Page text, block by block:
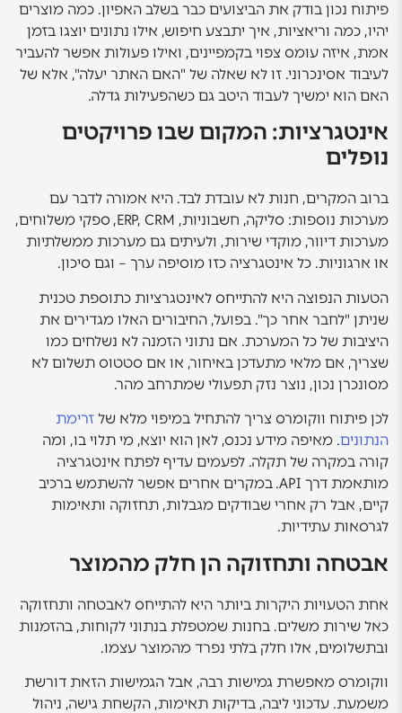
פיתוח נכון בודק את הביצועים כבר בשלב האפיון. כמה מוצרים
יהיו, כמה וריאציות, איך יתבצע חיפוש, אילו נתונים יוצגו בזמן
אמת, איזה עומס צפוי בקמפיינים, ואילו פעולות אפשר להעביר
לעיבוד אסינכרוני. זו לא שאלה של "האם האתר יעלה", אלא של
האם הוא ימשיך לעבוד היטב גם כשהפעילות גדלה.
אינטגרציות: המקום שבו פרויקטים
נופלים
ברוב המקרים, חנות לא עובדת לבד. היא אמורה לדבר עם
מערכות נוספות: סליקה, חשבוניות, ERP, CRM, ספקי משלוחים,
מערכות דיוור, מוקדי שירות, ולעיתים גם מערכות ממשלתיות
או ארגוניות. כל אינטגרציה כזו מוסיפה ערך – וגם סיכון.
הטעות הנפוצה היא להתייחס לאינטגרציות כתוספת טכנית
שניתן "לחבר אחר כך". בפועל, החיבורים האלו מגדירים את
היציבות של כל המערכת. אם נתוני הזמנה לא נשלחים כמו
שצריך, אם מלאי מתעדכן באיחור, או אם סטטוס תשלום לא
מסונכרן נכון, נוצר נזק תפעולי שמתרחב מהר.
לכן פיתוח ווקומרס צריך להתחיל במיפוי מלא של זרימת
הנתונים. מאיפה מידע נכנס, לאן הוא יוצא, מי תלוי בו, ומה
קורה במקרה של תקלה. לפעמים עדיף לפתח אינטגרציה
מותאמת דרך API. במקרים אחרים אפשר להשתמש ברכיב
קיים, אבל רק אחרי שבודקים מגבלות, תחזוקה ותאימות
לגרסאות עתידיות.
אבטחה ותחזוקה הן חלק מהמוצר
אחת הטעויות היקרות ביותר היא להתייחס לאבטחה ותחזוקה
כאל שירות משלים. בחנות שמטפלת בנתוני לקוחות, בהזמנות
ובתשלומים, אלו חלק בלתי נפרד מהמוצר עצמו.
ווקומרס מאפשרת גמישות רבה, אבל הגמישות הזאת דורשת
משמעת. עדכוני ליבה, בדיקות תאימות, הקשחת גישה, ניהול